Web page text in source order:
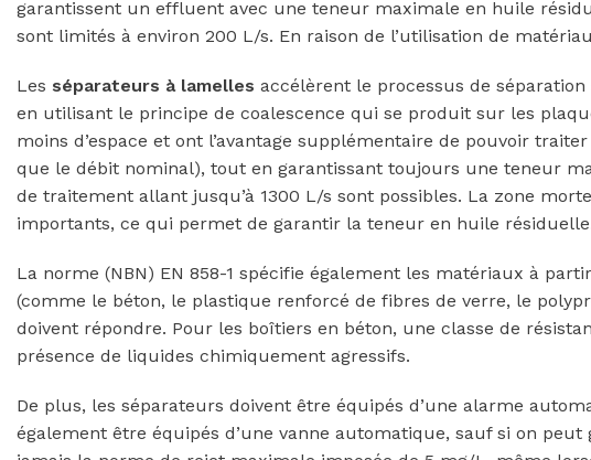
garantissent un effluent avec une teneur maximale en huile
sont limités à environ 200 L/s. En raison de l’utilisation de
Les séparateurs à lamelles accélèrent le processus de
en utilisant le principe de coalescence qui se produit sur les
moins d’espace et ont l’avantage supplémentaire de pouvoir
que le débit nominal), tout en garantissant toujours une teneur
de traitement allant jusqu’à 1300 L/s sont possibles. La zone
importants, ce qui permet de garantir la teneur en huile
La norme (NBN) EN 858-1 spécifie également les matériaux à
(comme le béton, le plastique renforcé de fibres de verre, le
doivent répondre. Pour les boîtiers en béton, une classe de
présence de liquides chimiquement agressifs.
De plus, les séparateurs doivent être équipés d’une alarme
également être équipés d’une vanne automatique, sauf si on